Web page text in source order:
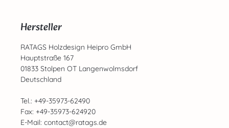
Hersteller
RATAGS Holzdesign Heipro GmbH
Hauptstraße 167
01833 Stolpen OT Langenwolmsdorf
Deutschland
Tel.: +49-35973-62490
Fax: +49-35973-624920
E-Mail: contact@ratags.de